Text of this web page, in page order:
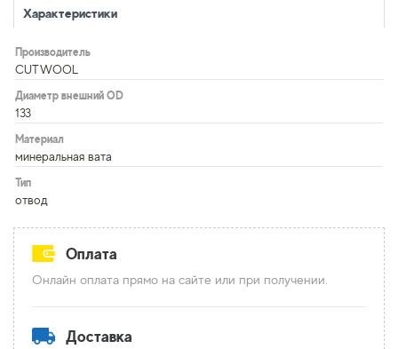
Характеристики
Производитель
CUTWOOL
Диаметр внешний OD
133
Материал
минеральная вата
Тип
отвод
Оплата
Онлайн оплата прямо на сайте или при получении.
Доставка